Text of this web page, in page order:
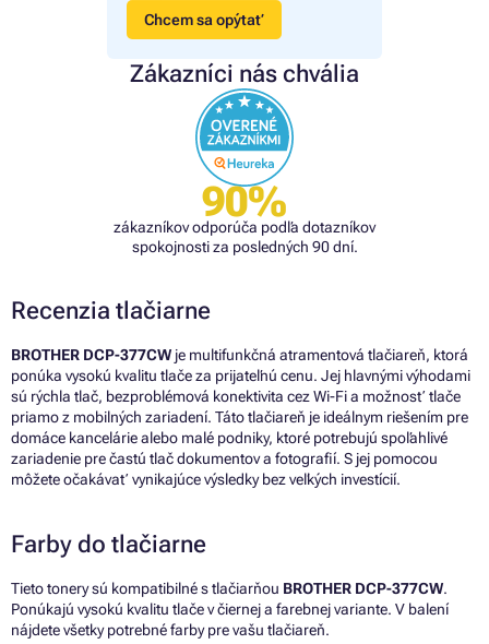
Chcem sa opýtať
Zákazníci nás chvália
90%
zákazníkov odporúča podľa dotazníkov
spokojnosti za posledných 90 dní.
Recenzia tlačiarne
BROTHER DCP-377CW je multifunkčná atramentová tlačiareň, ktorá
ponúka vysokú kvalitu tlače za prijateľnú cenu. Jej hlavnými výhodami
sú rýchla tlač, bezproblémová konektivita cez Wi-Fi a možnosť tlače
priamo z mobilných zariadení. Táto tlačiareň je ideálnym riešením pre
domáce kancelárie alebo malé podniky, ktoré potrebujú spoľahlivé
zariadenie pre častú tlač dokumentov a fotografií. S jej pomocou
môžete očakávať vynikajúce výsledky bez veľkých investícií.
Farby do tlačiarne
Tieto tonery sú kompatibilné s tlačiarňou BROTHER DCP-377CW.
Ponúkajú vysokú kvalitu tlače v čiernej a farebnej variante. V balení
nájdete všetky potrebné farby pre vašu tlačiareň.